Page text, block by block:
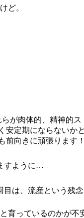
ど。
が肉体的、精神的
定期にならない
前向きに頑張ります！
すように…
は、流産という残
育っているのかが不